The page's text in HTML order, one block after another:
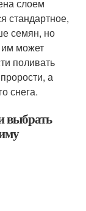
слоем
стандартное,
семян, но
им может
поливать
а
снега.
выбрать